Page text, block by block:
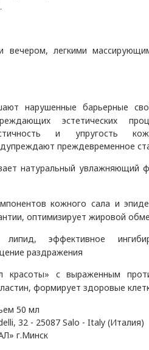
легкими
нарушенные барьерные
эстетических
и упругость
преждевременное
натуральный увлажняющий
кожного сала и
оптимизирует жировой
эффективное
раздражения
красоты» с выраженным
формирует здоровые
50 мл
, 32 - 25087 Salo - Italy (Италия)
г.Минск